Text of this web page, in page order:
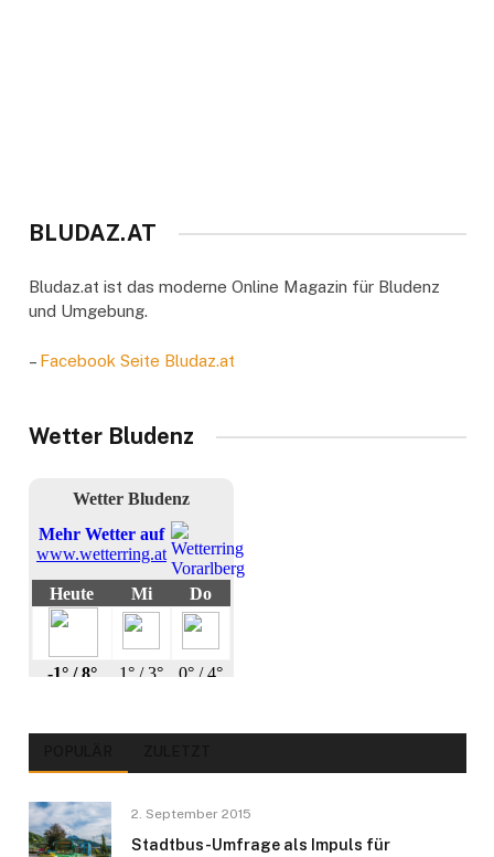
BLUDAZ.AT
Bludaz.at ist das moderne Online Magazin für Bludenz
und Umgebung.
– Facebook Seite Bludaz.at
Wetter Bludenz
2. September 2015
Stadtbus-Umfrage als Impuls für